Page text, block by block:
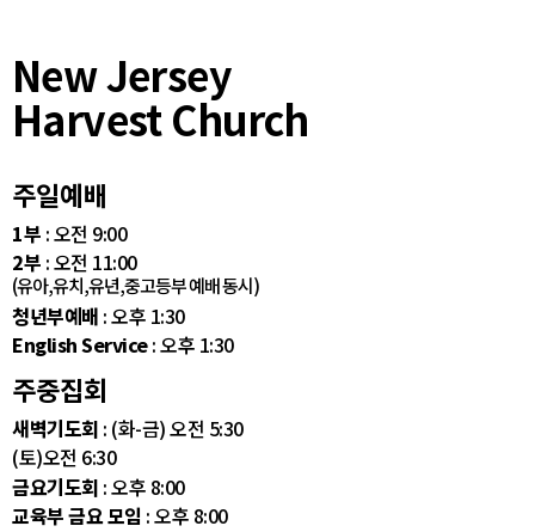
New Jersey
Harvest Church
주일예배
1부 : 오전 9:00
2부 : 오전 11:00
(유아,유치,유년,중고등부 예배 동시)
청년부예배 : 오후 1:30
English Service: 오후 1:30
주중집회
새벽기도회 : (화-금) 오전 5:30
(토)오전 6:30
금요기도회 : 오후 8:00
교육부 금요 모임 : 오후 8:00